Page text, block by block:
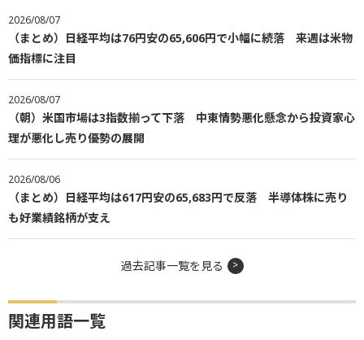
2026/08/07
（まとめ）日経平均は76円安の65,606円で小幅に続落 来週は米物
価指標に注目
2026/08/07
（朝）米国市場は3指数揃って下落 中東情勢悪化懸念から投資家心
理が悪化し売り優勢の展開
2026/08/06
（まとめ）日経平均は617円安の65,683円で反落 半導体株に売り
も好業績銘柄が支え
過去記事一覧を見る
関連用語一覧